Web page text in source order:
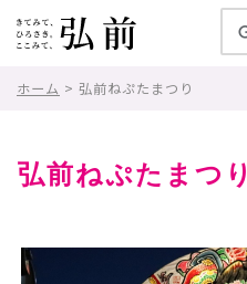
ホーム > 弘前ねぷたまつり
弘前ねぷたまつり